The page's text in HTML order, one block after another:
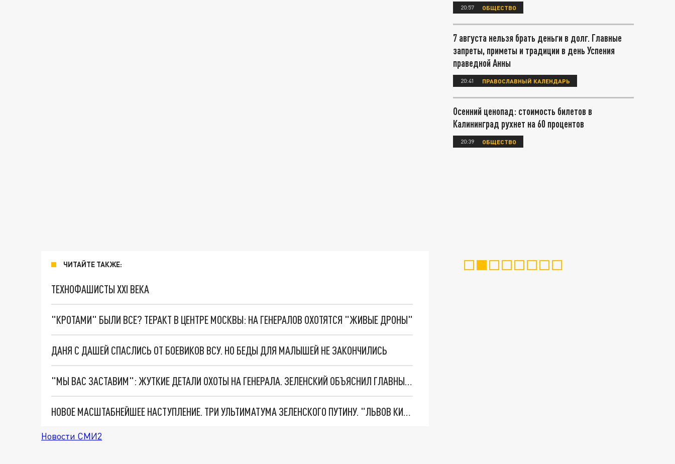
ЧИТАЙТЕ ТАКЖЕ:
ТЕХНОФАШИСТЫ XXI ВЕКА
"КРОТАМИ" БЫЛИ ВСЕ? ТЕРАКТ В ЦЕНТРЕ МОСКВЫ: НА ГЕНЕРАЛОВ ОХОТЯТСЯ "ЖИВЫЕ ДРОНЫ"
ДАНЯ С ДАШЕЙ СПАСЛИСЬ ОТ БОЕВИКОВ ВСУ. НО БЕДЫ ДЛЯ МАЛЫШЕЙ НЕ ЗАКОНЧИЛИСЬ
"МЫ ВАС ЗАСТАВИМ": ЖУТКИЕ ДЕТАЛИ ОХОТЫ НА ГЕНЕРАЛА. ЗЕЛЕНСКИЙ ОБЪЯСНИЛ ГЛАВНЫЙ СМЫСЛ ТЕРАКТА В ЦЕНТРЕ МОСКВЫ
НОВОЕ МАСШТАБНЕЙШЕЕ НАСТУПЛЕНИЕ. ТРИ УЛЬТИМАТУМА ЗЕЛЕНСКОГО ПУТИНУ. "ЛЬВОВ КИМА" ПОСТАВЯТ НА ПВО? ГЛОБАЛЬНЫЙ ПРОРЫВ ПОД ЗАПОРОЖЬЕМ
Новости СМИ2
20:57 ОБЩЕСТВО
7 августа нельзя брать деньги в долг. Главные
запреты, приметы и традиции в день Успения
праведной Анны
20:41 ПРАВОСЛАВНЫЙ КАЛЕНДАРЬ
Осенний ценопад: стоимость билетов в
Калининград рухнет на 60 процентов
20:39 ОБЩЕСТВО